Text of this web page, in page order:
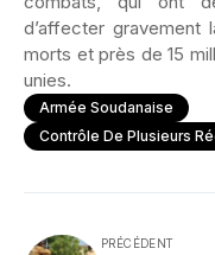
d’affecter
morts et près de 15
unies.
Armée Soudanaise
Contrôle De Plusieurs
PRÉCÉDENT